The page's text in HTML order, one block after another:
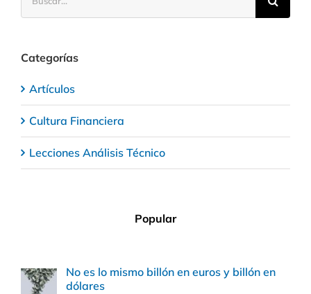
Categorías
Artículos
Cultura Financiera
Lecciones Análisis Técnico
Popular
No es lo mismo billón en euros y billón en
dólares